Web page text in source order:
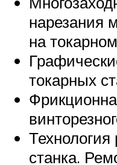
нарезания
на
токарных
Технология
станка.